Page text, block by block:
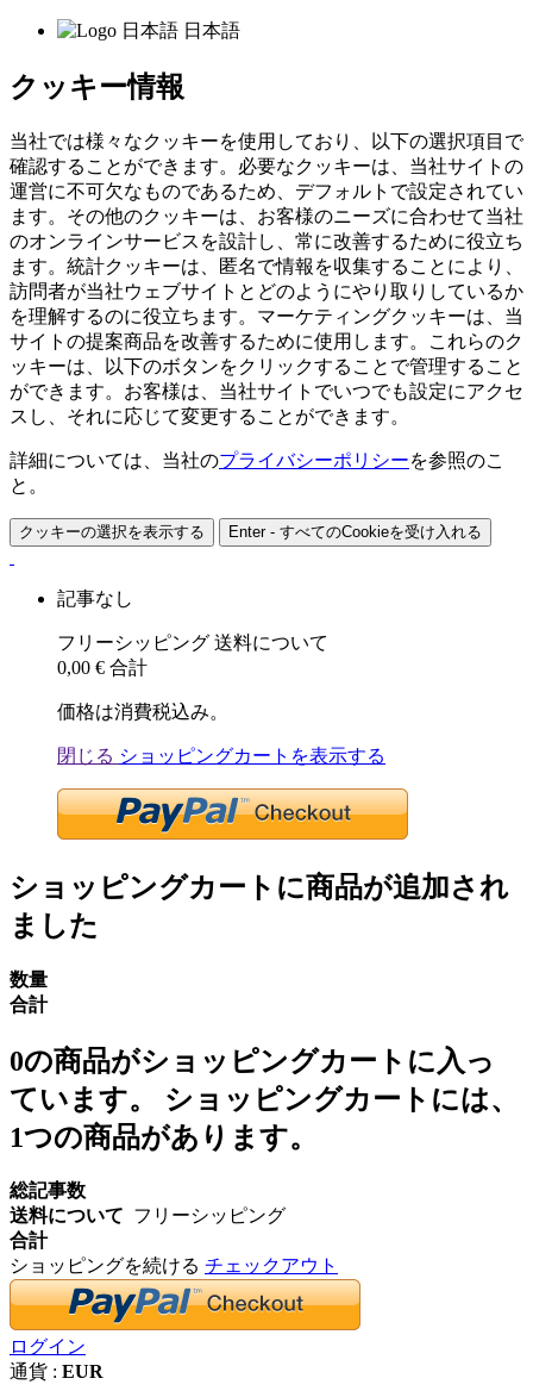
日本語
クッキー情報
当社では様々なクッキーを使用しており、以下の選択項目で
確認することができます。必要なクッキーは、当社サイトの
運営に不可欠なものであるため、デフォルトで設定されてい
ます。その他のクッキーは、お客様のニーズに合わせて当社
のオンラインサービスを設計し、常に改善するために役立ち
ます。統計クッキーは、匿名で情報を収集することにより、
訪問者が当社ウェブサイトとどのようにやり取りしているか
を理解するのに役立ちます。マーケティングクッキーは、当
サイトの提案商品を改善するために使用します。これらのク
ッキーは、以下のボタンをクリックすることで管理すること
ができます。お客様は、当社サイトでいつでも設定にアクセ
スし、それに応じて変更することができます。
詳細については、当社のプライバシーポリシーを参照のこ
と。
クッキーの選択を表示する Enter - すべてのCookieを受け入れる
記事なし
フリーシッピング 送料について
0,00 € 合計
価格は消費税込み。
閉じる ショッピングカートを表示する
ショッピングカートに商品が追加され
ました
数量
合計
0の商品がショッピングカートに入っ
ています。 ショッピングカートには、
1つの商品があります。
総記事数
送料について フリーシッピング
合計
ショッピングを続ける チェックアウト
ログイン
通貨 : EUR